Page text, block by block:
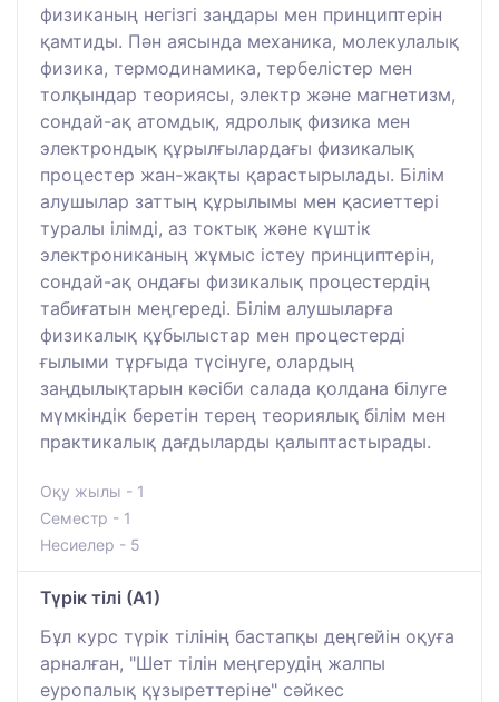
физиканың негізгі заңдары мен принциптерін
қамтиды. Пән аясында механика, молекулалық
физика, термодинамика, тербелістер мен
толқындар теориясы, электр және магнетизм,
сондай-ақ атомдық, ядролық физика мен
электрондық құрылғылардағы физикалық
процестер жан-жақты қарастырылады. Білім
алушылар заттың құрылымы мен қасиеттері
туралы ілімді, аз токтық және күштік
электрониканың жұмыс істеу принциптерін,
сондай-ақ ондағы физикалық процестердің
табиғатын меңгереді. Білім алушыларға
физикалық құбылыстар мен процестерді
ғылыми тұрғыда түсінуге, олардың
заңдылықтарын кәсіби салада қолдана білуге
мүмкіндік беретін терең теориялық білім мен
практикалық дағдыларды қалыптастырады.
Оқу жылы - 1
Семестр - 1
Несиелер - 5
Түрік тілі (А1)
Бұл курс түрік тілінің бастапқы деңгейін оқуға
арналған, "Шет тілін меңгерудің жалпы
еуропалық құзыреттеріне" сәйкес